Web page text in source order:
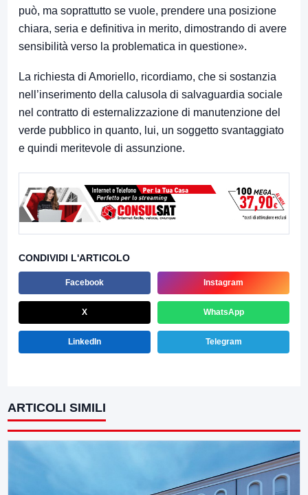
può, ma soprattutto se vuole, prendere una posizione
chiara, seria e definitiva in merito, dimostrando di avere
sensibilità verso la problematica in questione».
La richiesta di Amoriello, ricordiamo, che si sostanzia
nell’inserimento della calusola di salvaguardia sociale
nel contratto di esternalizzazione di manutenzione del
verde pubblico in quanto, lui, un soggetto svantaggiato
e quindi meritevole di assunzione.
CONDIVIDI L'ARTICOLO
Facebook Instagram
X WhatsApp
LinkedIn Telegram
ARTICOLI SIMILI